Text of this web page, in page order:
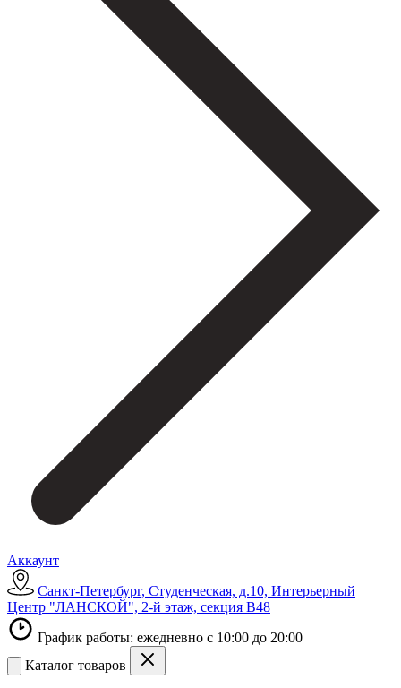
Аккаунт
Санкт-Петербург, Студенческая, д.10, Интерьерный
Центр "ЛАНСКОЙ", 2-й этаж, секция В48
График работы: ежедневно с 10:00 до 20:00
Каталог товаров